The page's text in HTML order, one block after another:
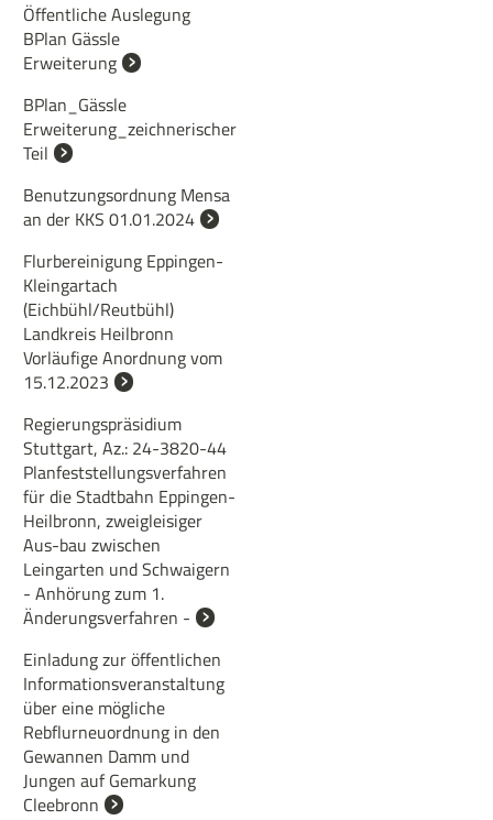
Öffentliche Auslegung
BPlan Gässle
Erweiterung
BPlan_Gässle
Erweiterung_zeichnerischer
Teil
Benutzungsordnung Mensa
an der KKS 01.01.2024
Flurbereinigung Eppingen-
Kleingartach
(Eichbühl/Reutbühl)
Landkreis Heilbronn
Vorläufige Anordnung vom
15.12.2023
Regierungspräsidium
Stuttgart, Az.: 24-3820-44
Planfeststellungsverfahren
für die Stadtbahn Eppingen-
Heilbronn, zweigleisiger
Aus-bau zwischen
Leingarten und Schwaigern
- Anhörung zum 1.
Änderungsverfahren -
Einladung zur öffentlichen
Informationsveranstaltung
über eine mögliche
Rebflurneuordnung in den
Gewannen Damm und
Jungen auf Gemarkung
Cleebronn